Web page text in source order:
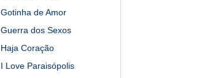
Gotinha de Amor
Guerra dos Sexos
Haja Coração
I Love Paraisópolis